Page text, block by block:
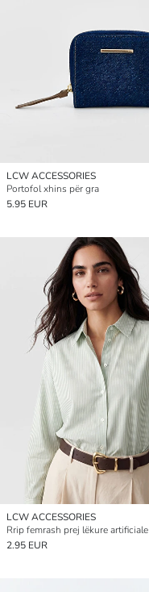
LCW ACCESSORIES
Portofol xhins për gra
5.95 EUR
LCW ACCESSORIES
Rrip femrash prej lëkure artificiale
2.95 EUR